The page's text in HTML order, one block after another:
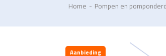
Home - Pompen en
Aanbieding